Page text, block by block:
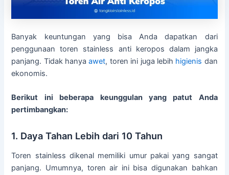
Banyak keuntungan yang bisa Anda dapatkan dari
penggunaan toren stainless anti keropos dalam jangka
panjang. Tidak hanyaawet, toren ini juga lebih higienis dan
ekonomis.
Berikut ini beberapa keunggulan yang patut Anda
pertimbangkan:
1. Daya Tahan Lebih dari 10 Tahun
Toren stainless dikenal memiliki umur pakai yang sangat
panjang. Umumnya, toren air ini bisa digunakan bahkan